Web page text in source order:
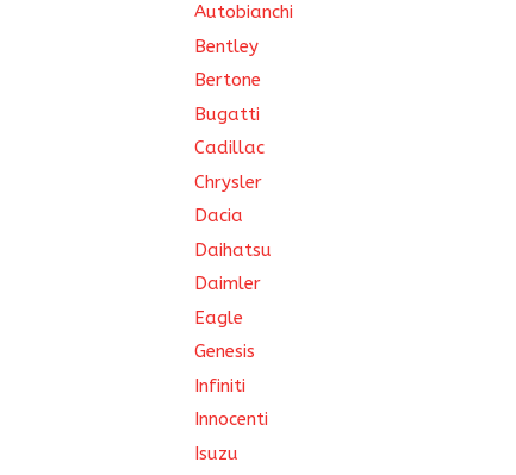
Autobianchi
Bentley
Bertone
Bugatti
Cadillac
Chrysler
Dacia
Daihatsu
Daimler
Eagle
Genesis
Infiniti
Innocenti
Isuzu